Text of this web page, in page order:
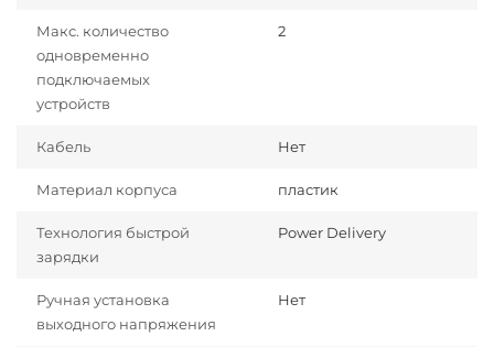
Макс. количество
одновременно
подключаемых
устройств
2
Кабель Нет
Материал корпуса пластик
Технология быстрой
зарядки
Power Delivery
Ручная установка
выходного напряжения
Нет